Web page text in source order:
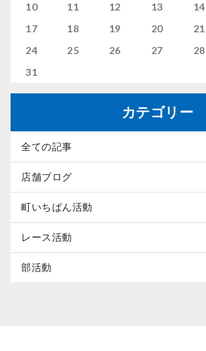
10
11 12 13 14
17
18 19 20 21
24
25 26 27 28
31
カテゴリー
全ての記事
店舗ブログ
町いちばん活動
レース活動
部活動